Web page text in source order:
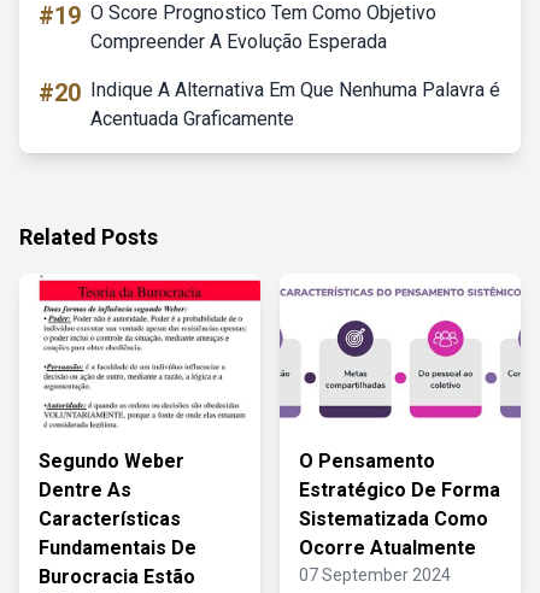
#19 O Score Prognostico Tem Como Objetivo
Compreender A Evolução Esperada
#20 Indique A Alternativa Em Que Nenhuma Palavra é
Acentuada Graficamente
Related Posts
Segundo Weber
Dentre As
Características
Fundamentais De
Burocracia Estão
O Pensamento
Estratégico De Forma
Sistematizada Como
Ocorre Atualmente
07 September 2024